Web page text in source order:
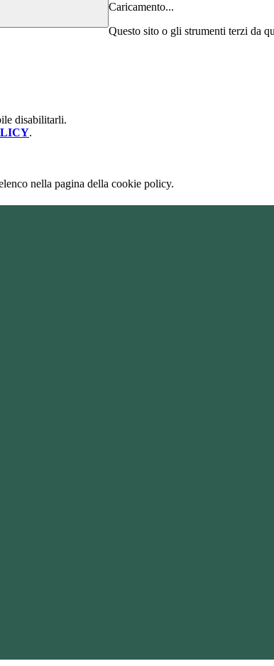
Caricamento...
Questo sito o gli strumenti terzi da
disabilitarli.
.
nella pagina della cookie policy.